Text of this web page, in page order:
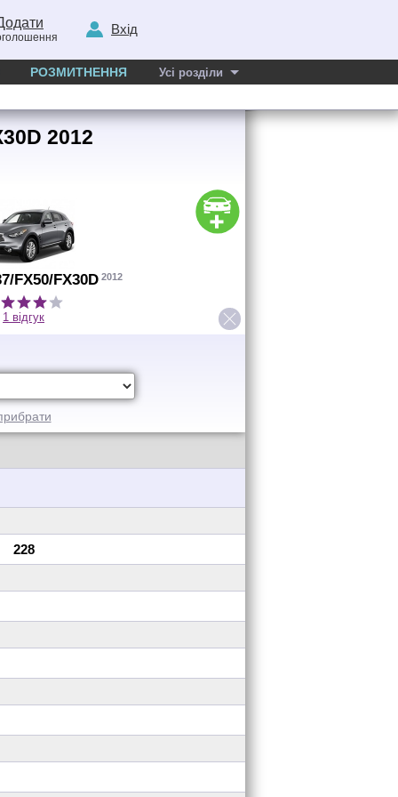
Вхід
РОЗМИТНЕННЯ Усі розділи
2012
FX50/FX30D 2012
1 відгук
228